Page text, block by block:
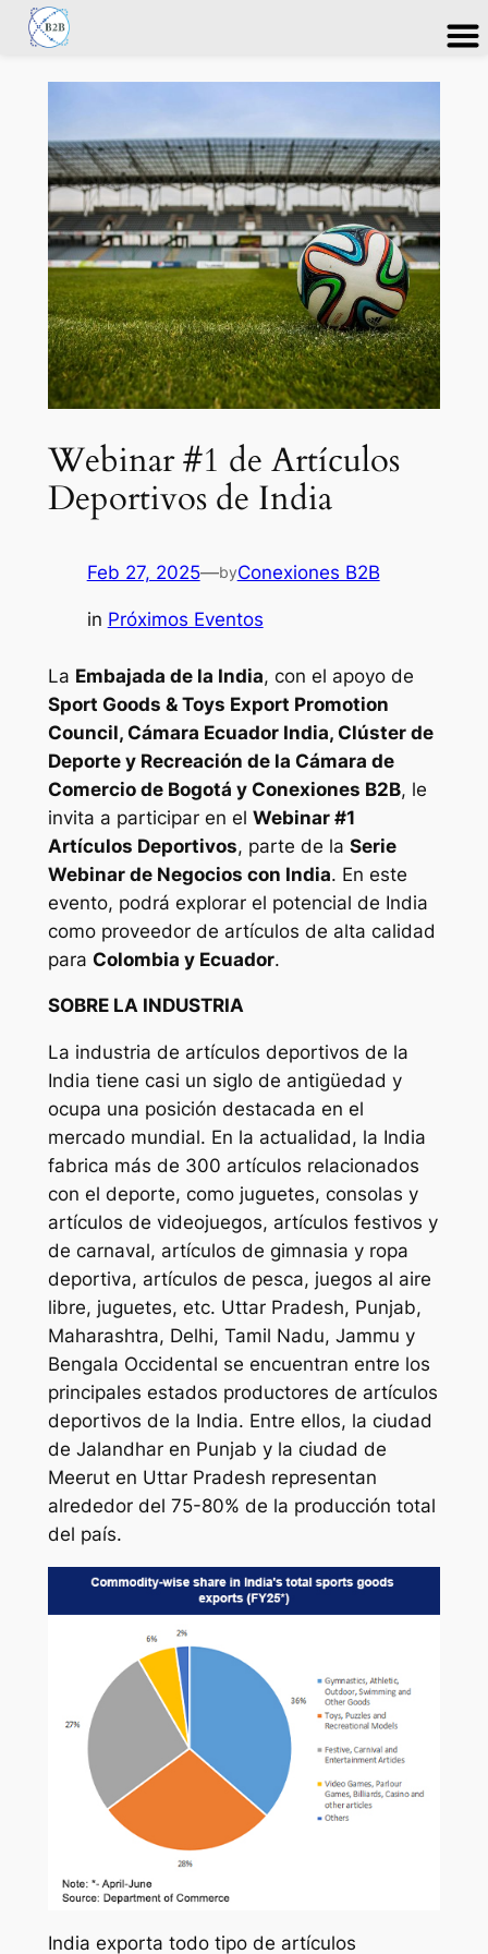
Saltar
Webinar #1 de Artículos
Deportivos de India
Feb 27, 2025—byConexiones B2B
in Próximos Eventos
La Embajada de la India, con el apoyo de
Sport Goods & Toys Export Promotion
Council, Cámara Ecuador India, Clúster de
Deporte y Recreación de la Cámara de
Comercio de Bogotá y Conexiones B2B, le
invita a participar en el Webinar #1
Artículos Deportivos, parte de la Serie
Webinar de Negocios con India. En este
evento, podrá explorar el potencial de India
como proveedor de artículos de alta calidad
para Colombia y Ecuador.
SOBRE LA INDUSTRIA
La industria de artículos deportivos de la
India tiene casi un siglo de antigüedad y
ocupa una posición destacada en el
mercado mundial. En la actualidad, la India
fabrica más de 300 artículos relacionados
con el deporte, como juguetes, consolas y
artículos de videojuegos, artículos festivos y
de carnaval, artículos de gimnasia y ropa
deportiva, artículos de pesca, juegos al aire
libre, juguetes, etc. Uttar Pradesh, Punjab,
Maharashtra, Delhi, Tamil Nadu, Jammu y
Bengala Occidental se encuentran entre los
principales estados productores de artículos
deportivos de la India. Entre ellos, la ciudad
de Jalandhar en Punjab y la ciudad de
Meerut en Uttar Pradesh representan
alrededor del 75-80% de la producción total
del país.
India exporta todo tipo de artículos